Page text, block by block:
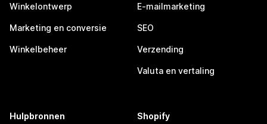
Winkelontwerp
Marketing en conversie
Winkelbeheer
E-mailmarketing
SEO
Verzending
Valuta en vertaling
Hulpbronnen Shopify